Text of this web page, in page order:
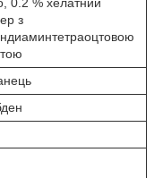
з